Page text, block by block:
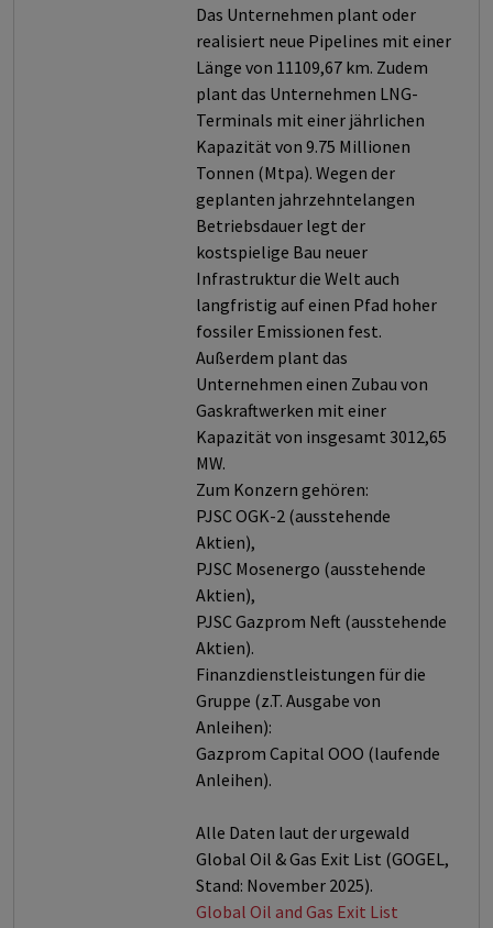
Das Unternehmen plant oder
realisiert neue Pipelines mit einer
Länge von 11109,67 km. Zudem
plant das Unternehmen LNG-
Terminals mit einer jährlichen
Kapazität von 9.75 Millionen
Tonnen (Mtpa). Wegen der
geplanten jahrzehntelangen
Betriebsdauer legt der
kostspielige Bau neuer
Infrastruktur die Welt auch
langfristig auf einen Pfad hoher
fossiler Emissionen fest.
Außerdem plant das
Unternehmen einen Zubau von
Gaskraftwerken mit einer
Kapazität von insgesamt 3012,65
MW.
Zum Konzern gehören:
PJSC OGK-2 (ausstehende
Aktien),
PJSC Mosenergo (ausstehende
Aktien),
PJSC Gazprom Neft (ausstehende
Aktien).
Finanzdienstleistungen für die
Gruppe (z.T. Ausgabe von
Anleihen):
Gazprom Capital OOO (laufende
Anleihen).
Alle Daten laut der urgewald
Global Oil & Gas Exit List (GOGEL,
Stand: November 2025).
Global Oil and Gas Exit List